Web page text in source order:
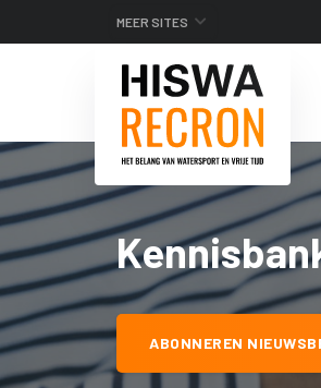
MEER SITES
ABONNEREN